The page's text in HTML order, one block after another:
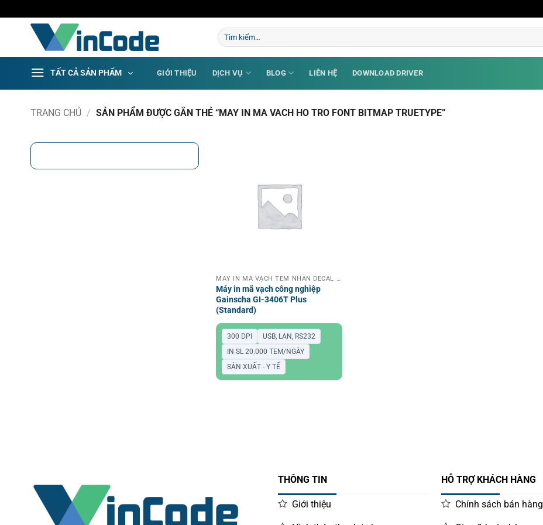
qua
Tìm
kiếm:
TẤT CẢ SẢN PHẨM GIỚI THIỆU DỊCH VỤ BLOG LIÊN HỆ DOWNLOAD DRIVER
TRANG CHỦ / SẢN PHẨM ĐƯỢC GẮN THẺ “MAY IN MA VACH HO TRO FONT BITMAP TRUETYPE”
MÁY IN MÃ VẠCH TEM NHÃN DECAL CÔNG NGHIỆP
Máy in mã vạch công nghiệp
Gainscha GI-3406T Plus
(Standard)
300 DPI
USB, LAN, RS232
IN SL 20.000 TEM/NGÀY
SẢN XUẤT - Y TẾ
THÔNG TIN
Giới thiệu
HỖ TRỢ KHÁCH HÀNG
Chính sách bán hàng